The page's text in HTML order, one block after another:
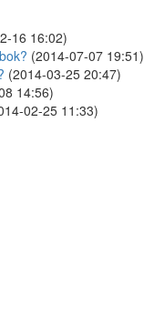
16 16:02)
(2014-07-07 19:51)
(2014-03-25 20:47)
14:56)
02-25 11:33)